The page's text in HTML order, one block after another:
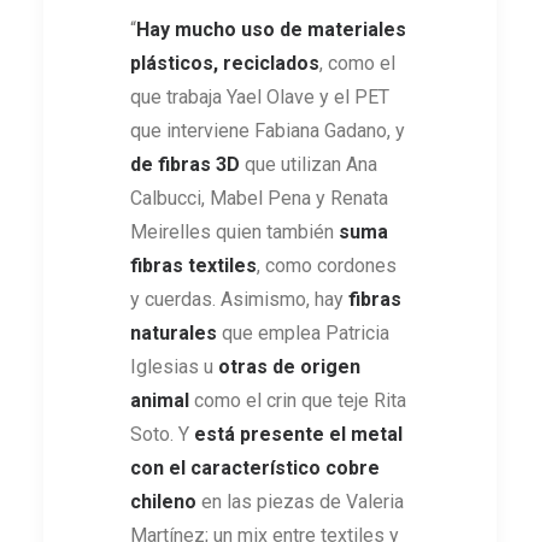
“Hay mucho uso de materiales
plásticos, reciclados, como el
que trabaja Yael Olave y el PET
que interviene Fabiana Gadano, y
de fibras 3D que utilizan Ana
Calbucci, Mabel Pena y Renata
Meirelles quien también suma
fibras textiles, como cordones
y cuerdas. Asimismo, hay fibras
naturales que emplea Patricia
Iglesias u otras de origen
animal como el crin que teje Rita
Soto. Y está presente el metal
con el característico cobre
chileno en las piezas de Valeria
Martínez; un mix entre textiles y